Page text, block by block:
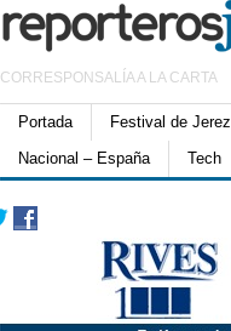
CORRESPONSALÍA A LA CARTA
Portada Festival de Jerez
Nacional – España
Tech